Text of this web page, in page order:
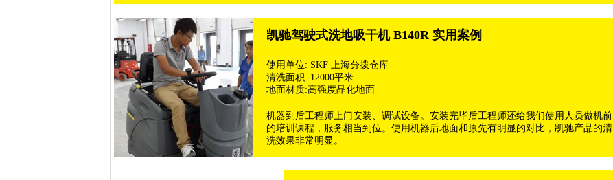
凯驰驾驶式洗地吸干机 B140R 实用案例
使用单位: SKF 上海分拨仓库
清洗面积: 12000平米
地面材质:高强度晶化地面
机器到后工程师上门安装、调试设备。安装完毕后工程师还给我们使用人员做机前
的培训课程，服务相当到位。使用机器后地面和原先有明显的对比，凯驰产品的清
洗效果非常明显。